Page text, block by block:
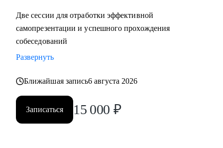
Две сессии для отработки эффективной
самопрезентации и успешного прохождения
собеседований
Развернуть
Ближайшая запись6 августа 2026
Записаться 15 000 ₽